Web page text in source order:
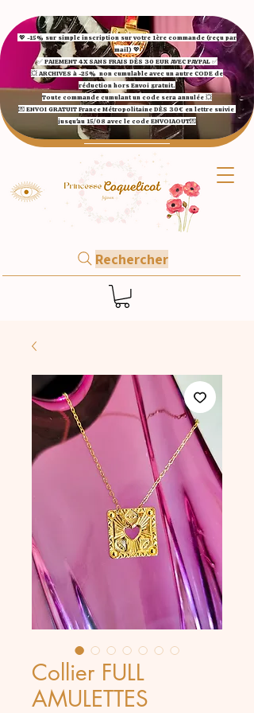
💖 -15% sur simple inscription sur votre 1ère commande (reçu par
mail) 💖
✅ ​PAIEMENT 4X SANS FRAIS DÈS 30 EUR AVEC PAYPAL​ ✅​​​​​​​
💥 ARCHIVES à -25% non cumulable avec un autre CODE de
réduction hors Envoi gratuit.
Toute commande cumulant un code sera annulée 💥
💌 ENVOI GRATUIT France Métropolitaine DÈS 30€ en lettre suivie
jusqu'au 15/08 avec le code ENVOIAOUT💌​
Rechercher
Collier FULL
AMULETTES